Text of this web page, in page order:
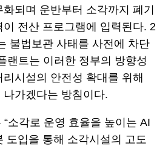
되며 운반부터 소각까지 폐기
전산 프로그램에 입력된다. 2
불법보관 사태를 사전에 차단
랜트는 이러한 정부의 방향성
시설의 안전성 확대를 위해
가겠다는 방침이다.
소각로 운영 효율을 높이는 AI
도입을 통해 소각시설의 고도